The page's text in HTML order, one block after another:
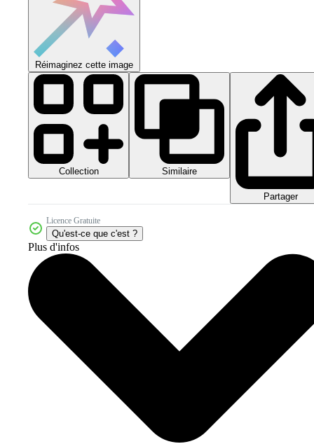
Réimaginez cette image
Collection Similaire
Partager
Licence Gratuite
Qu'est-ce que c'est ?
Plus d'infos